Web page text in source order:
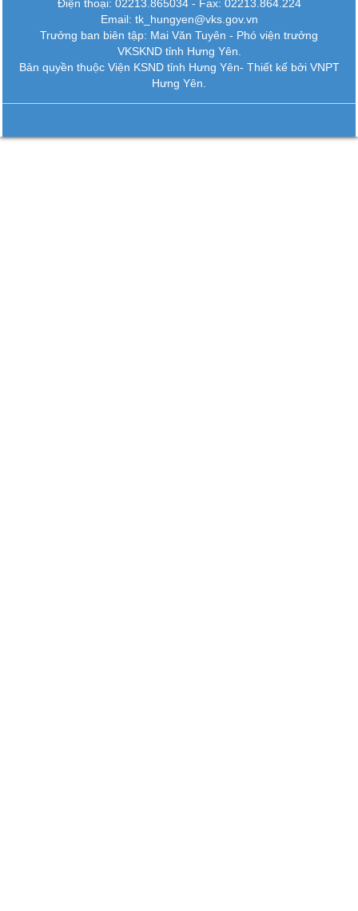
Điện thoại: 02213.865034 - Fax: 02213.864.224
Email: tk_hungyen@vks.gov.vn
Trưởng ban biên tập: Mai Văn Tuyên - Phó viện trưởng
VKSKND tỉnh Hưng Yên.
Bản quyền thuộc Viện KSND tỉnh Hưng Yên- Thiết kế bởi VNPT
Hưng Yên.